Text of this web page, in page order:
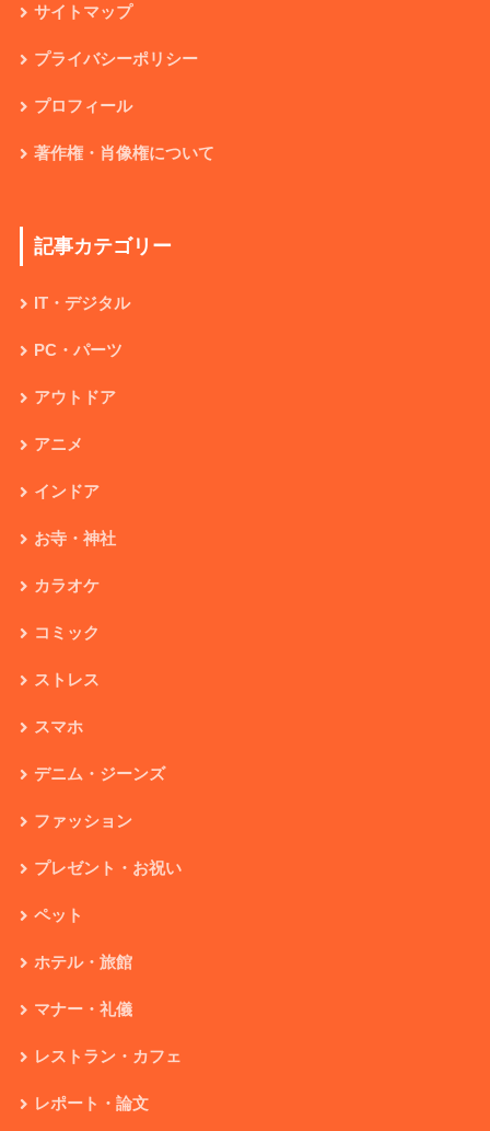
サイトマップ
プライバシーポリシー
プロフィール
著作権・肖像権について
記事カテゴリー
IT・デジタル
PC・パーツ
アウトドア
アニメ
インドア
お寺・神社
カラオケ
コミック
ストレス
スマホ
デニム・ジーンズ
ファッション
プレゼント・お祝い
ペット
ホテル・旅館
マナー・礼儀
レストラン・カフェ
レポート・論文